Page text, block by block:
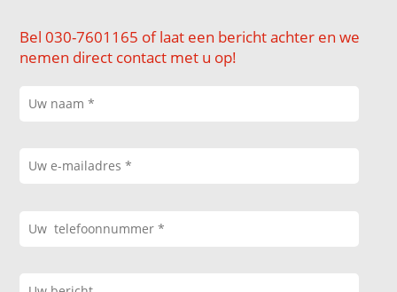
Bel 030-7601165 of laat een bericht achter en we
nemen direct contact met u op!